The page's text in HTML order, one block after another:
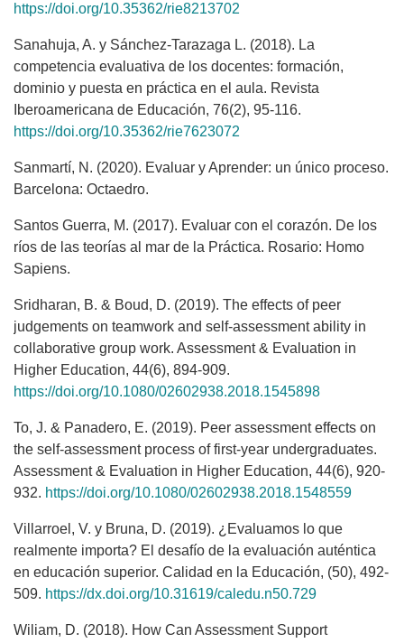
https://doi.org/10.35362/rie8213702
Sanahuja, A. y Sánchez-Tarazaga L. (2018). La
competencia evaluativa de los docentes: formación,
dominio y puesta en práctica en el aula. Revista
Iberoamericana de Educación, 76(2), 95-116.
https://doi.org/10.35362/rie7623072
Sanmartí, N. (2020). Evaluar y Aprender: un único proceso.
Barcelona: Octaedro.
Santos Guerra, M. (2017). Evaluar con el corazón. De los
ríos de las teorías al mar de la Práctica. Rosario: Homo
Sapiens.
Sridharan, B. & Boud, D. (2019). The effects of peer
judgements on teamwork and self-assessment ability in
collaborative group work. Assessment & Evaluation in
Higher Education, 44(6), 894-909.
https://doi.org/10.1080/02602938.2018.1545898
To, J. & Panadero, E. (2019). Peer assessment effects on
the self-assessment process of first-year undergraduates.
Assessment & Evaluation in Higher Education, 44(6), 920-
932. https://doi.org/10.1080/02602938.2018.1548559
Villarroel, V. y Bruna, D. (2019). ¿Evaluamos lo que
realmente importa? El desafío de la evaluación auténtica
en educación superior. Calidad en la Educación, (50), 492-
509. https://dx.doi.org/10.31619/caledu.n50.729
Wiliam, D. (2018). How Can Assessment Support